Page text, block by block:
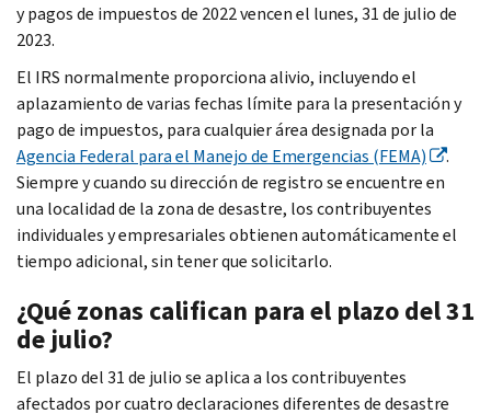
y pagos de impuestos de 2022 vencen el lunes, 31 de julio de
2023.
El IRS normalmente proporciona alivio, incluyendo el
aplazamiento de varias fechas límite para la presentación y
pago de impuestos, para cualquier área designada por la
Agencia Federal para el Manejo de Emergencias (FEMA)
.
Siempre y cuando su dirección de registro se encuentre en
una localidad de la zona de desastre, los contribuyentes
individuales y empresariales obtienen automáticamente el
tiempo adicional, sin tener que solicitarlo.
¿Qué zonas califican para el plazo del 31
de julio?
El plazo del 31 de julio se aplica a los contribuyentes
afectados por cuatro declaraciones diferentes de desastre